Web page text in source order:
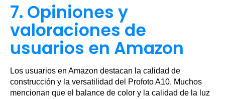
7. Opiniones y
valoraciones de
usuarios en Amazon
Los usuarios en Amazon destacan la calidad de
construcción y la versatilidad del Profoto A10. Muchos
mencionan que el balance de color y la calidad de la luz